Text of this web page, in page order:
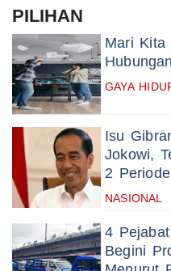
PILIHAN
Mari Kita
GAYA
Isu
Jokowi,
2 Periode
NASIONAL
4
Begini